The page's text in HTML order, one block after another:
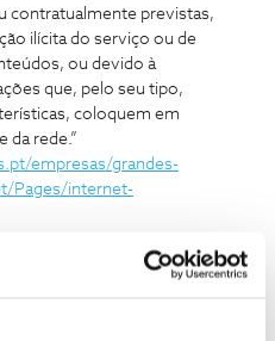
contratualmente previstas,
ilícita do serviço ou de
ou devido à
que, pelo seu tipo,
coloquem em
da rede.”
empresas/grandes-
Pages/internet-